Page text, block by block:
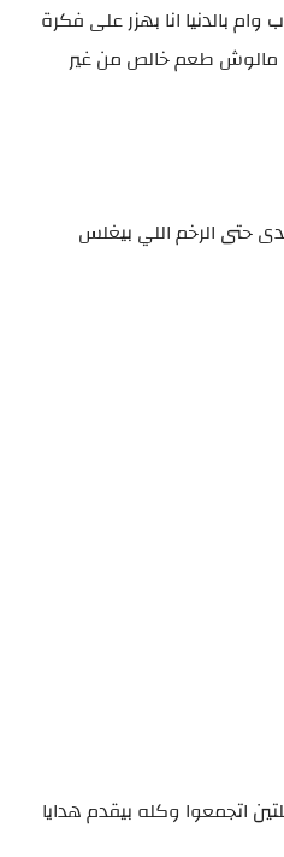
وام بالدنيا انا بهزر على فكرة
مالوش طعم خالص من غير
حتى الرخم اللي بيغلس
اتجمعوا وكله بيقدم هدايا